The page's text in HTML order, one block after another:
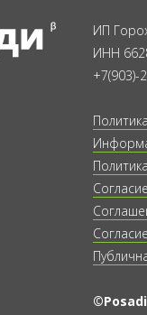
ИП
ИНН
+7(903)-